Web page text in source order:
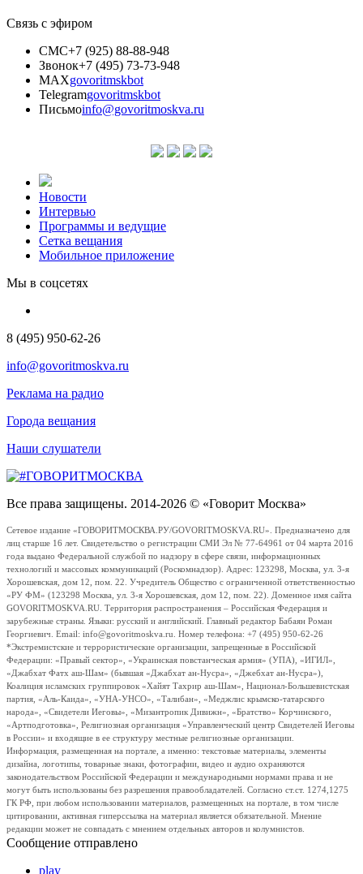
Связь с эфиром
СМС+7 (925) 88-88-948
Звонок+7 (495) 73-73-948
MAXgovoritmskbot
Telegramgovoritmskbot
Письмоinfo@govoritmoskva.ru
Новости
Интервью
Программы и ведущие
Сетка вещания
Мобильное приложение
Мы в соцсетях
8 (495) 950-62-26
info@govoritmoskva.ru
Реклама на радио
Города вещания
Наши слушатели
Все права защищены. 2014-2026 © «Говорит Москва»
Сетевое издание «ГОВОРИТМОСКВА.РУ/GOVORITMOSKVA.RU». Предназначено для
лиц старше 16 лет. Свидетельство о регистрации СМИ Эл № 77-64961 от 04 марта 2016
года выдано Федеральной службой по надзору в сфере связи, информационных
технологий и массовых коммуникаций (Роскомнадзор). Адрес: 123298, Москва, ул. 3-я
Хорошевская, дом 12, пом. 22. Учредитель Общество с ограниченной ответственностью
«РУ ФМ» (123298 Москва, ул. 3-я Хорошевская, дом 12, пом. 22). Доменное имя сайта
GOVORITMOSKVA.RU. Территория распространения – Российская Федерация и
зарубежные страны. Языки: русский и английский. Главный редактор Бабаян Роман
Георгиевич. Email: info@govoritmoskva.ru. Номер телефона: +7 (495) 950-62-26
*Экстремистские и террористические организации, запрещенные в Российской
Федерации: «Правый сектор», «Украинская повстанческая армия» (УПА), «ИГИЛ»,
«Джабхат Фатх аш-Шам» (бывшая «Джабхат ан-Нусра», «Джебхат ан-Нусра»),
Коалиция исламских группировок «Хайят Тахрир аш-Шам», Национал-Большевистская
партия, «Аль-Каида», «УНА-УНСО», «Талибан», «Меджлис крымско-татарского
народа», «Свидетели Иеговы», «Мизантропик Дивижн», «Братство» Корчинского,
«Артподготовка», Религиозная организация «Управленческий центр Свидетелей Иеговы
в России» и входящие в ее структуру местные религиозные организации.
Информация, размещенная на портале, а именно: текстовые материалы, элементы
дизайна, логотипы, товарные знаки, фотографии, видео и аудио охраняются
законодательством Российской Федерации и международными нормами права и не
могут быть использованы без разрешения правообладателей. Согласно ст.ст. 1274,1275
ГК РФ, при любом использовании материалов, размещенных на портале, в том числе
цитировании, активная гиперссылка на материал является обязательной. Мнение
редакции может не совпадать с мнением отдельных авторов и колумнистов.
Сообщение отправлено
play